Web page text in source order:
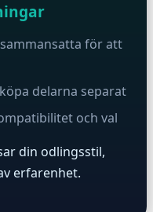
för att
delarna separat
och val
din odlingsstil,
erfarenhet.